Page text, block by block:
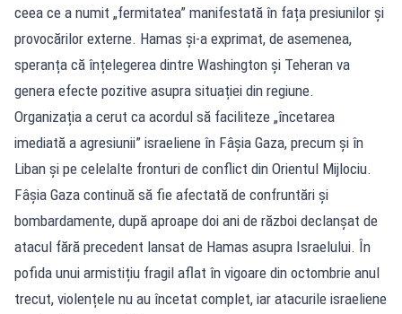
ceea ce a numit „fermitatea” manifestată în fața presiunilor și
provocărilor externe. Hamas și-a exprimat, de asemenea,
speranța că înțelegerea dintre Washington și Teheran va
genera efecte pozitive asupra situației din regiune.
Organizația a cerut ca acordul să faciliteze „încetarea
imediată a agresiunii” israeliene în Fâșia Gaza, precum și în
Liban și pe celelalte fronturi de conflict din Orientul Mijlociu.
Fâșia Gaza continuă să fie afectată de confruntări și
bombardamente, după aproape doi ani de război declanșat de
atacul fără precedent lansat de Hamas asupra Israelului. În
pofida unui armistițiu fragil aflat în vigoare din octombrie anul
trecut, violențele nu au încetat complet, iar atacurile israeliene